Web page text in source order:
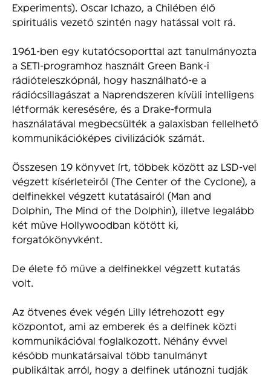
Experiments). Oscar Ichazo, a Chilében élő
spirituális vezető szintén nagy hatással volt rá.
1961-ben egy kutatócsoporttal azt tanulmányozta
a SETI-programhoz használt Green Bank-i
rádióteleszkópnál, hogy használható-e a
rádiócsillagászat a Naprendszeren kívüli intelligens
létformák keresésére, és a Drake-formula
használatával megbecsülték a galaxisban fellelhető
kommunikációképes civilizációk számát.
Összesen 19 könyvet írt, többek között az LSD-vel
végzett kísérleteiről (The Center of the Cyclone), a
delfinekkel végzett kutatásairól (Man and
Dolphin, The Mind of the Dolphin), illetve legalább
két műve Hollywoodban kötött ki,
forgatókönyvként.
De élete fő műve a delfinekkel végzett kutatás
volt.
Az ötvenes évek végén Lilly létrehozott egy
központot, ami az emberek és a delfinek közti
kommunikációval foglalkozott. Néhány évvel
később munkatársaival több tanulmányt
publikáltak arról, hogy a delfinek utánozni tudják